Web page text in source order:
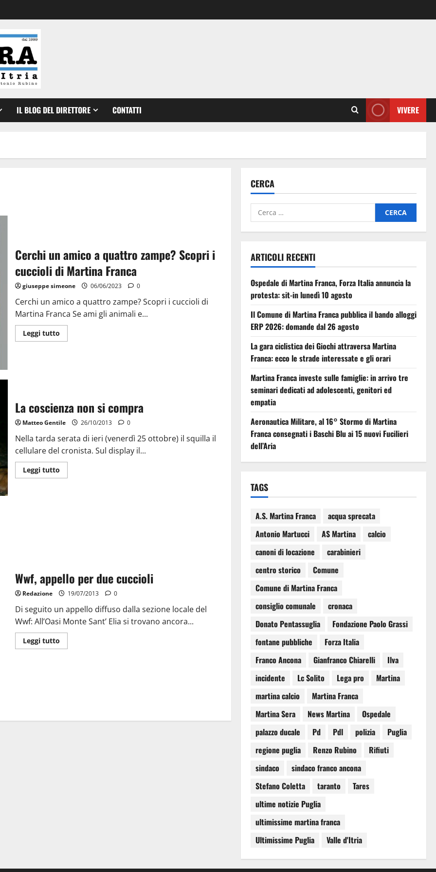
IL BLOG DEL DIRETTORE CONTATTI VIVERE
Cerchi un amico a quattro zampe? Scopri i
cuccioli di Martina Franca
giuseppe simeone 06/06/2023 0
Cerchi un amico a quattro zampe? Scopri i cuccioli di
Martina Franca Se ami gli animali e...
Leggi tutto
La coscienza non si compra
Matteo Gentile 26/10/2013 0
Nella tarda serata di ieri (venerdì 25 ottobre) il squilla il
cellulare del cronista. Sul display il...
Leggi tutto
Wwf, appello per due cuccioli
Redazione 19/07/2013 0
Di seguito un appello diffuso dalla sezione locale del
Wwf: All’Oasi Monte Sant’ Elia si trovano ancora...
Leggi tutto
CERCA
ARTICOLI RECENTI
Ospedale di Martina Franca, Forza Italia annuncia la
protesta: sit-in lunedì 10 agosto
Il Comune di Martina Franca pubblica il bando alloggi
ERP 2026: domande dal 26 agosto
La gara ciclistica dei Giochi attraversa Martina
Franca: ecco le strade interessate e gli orari
Martina Franca investe sulle famiglie: in arrivo tre
seminari dedicati ad adolescenti, genitori ed
empatia
Aeronautica Militare, al 16° Stormo di Martina
Franca consegnati i Baschi Blu ai 15 nuovi Fucilieri
dell’Aria
TAGS
A.S. Martina Franca
acqua sprecata
Antonio Martucci
AS Martina
calcio
canoni di locazione
carabinieri
centro storico
Comune
Comune di Martina Franca
consiglio comunale
cronaca
Donato Pentassuglia
Fondazione Paolo Grassi
fontane pubbliche
Forza Italia
Franco Ancona
Gianfranco Chiarelli
Ilva
incidente
Lc Solito Lega pro
Martina
martina calcio
Martina Franca
Martina Sera
News Martina
Ospedale
palazzo ducale
Pd Pdl polizia
Puglia
regione puglia
Renzo Rubino
Rifiuti
sindaco
sindaco franco ancona
Stefano Coletta
taranto
Tares
ultime notizie Puglia
ultimissime martina franca
Ultimissime Puglia
Valle d'Itria